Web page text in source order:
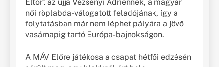
Eltört az ujja Vezsenyi Adriennek, a magyar
női röplabda-válogatott feladójának, így a
folytatásban már nem léphet pályára a jövő
vasárnapig tartó Európa-bajnokságon.
A MÁV Előre játékosa a csapat hétfői edzésén